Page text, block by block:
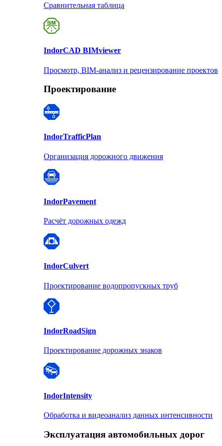
Сравнительная таблица
IndorCAD BIMviewer
Просмотр, BIM-анализ и рецензирование проектов
Проектирование
IndorTrafficPlan
Организация дорожного движения
IndorPavement
Расчёт дорожных одежд
IndorCulvert
Проектирование водопропускных труб
IndorRoadSign
Проектирование дорожных знаков
IndorIntensity
Обработка и видеоанализ данных интенсивности
Эксплуатация автомобильных дорог